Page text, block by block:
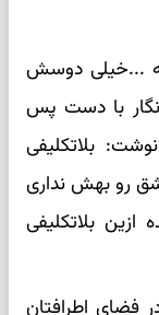
...خیلی دوسش
با دست پس
بلاتکلیفی
رو بهش نداری
بهت دو دله ولی تا ۴ وعده ازین بلاتکلیفی
فضای اطرافتان